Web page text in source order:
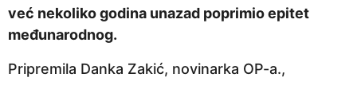
g
o
i
već nekoliko godina unazad poprimio epitet
međunarodnog.
Pripremila Danka Zakić, novinarka OP-a.,